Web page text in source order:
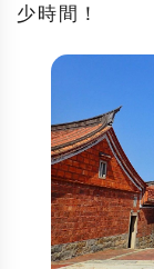
少時間！